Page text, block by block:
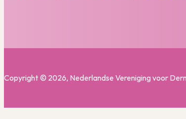
Copyright © 2026, Nederlandse Vereniging voor